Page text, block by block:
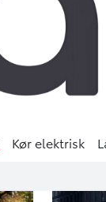
Kør elektrisk